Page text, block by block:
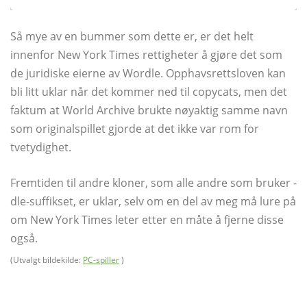
Så mye av en bummer som dette er, er det helt
innenfor New York Times rettigheter å gjøre det som
de juridiske eierne av Wordle. Opphavsrettsloven kan
bli litt uklar når det kommer ned til copycats, men det
faktum at World Archive brukte nøyaktig samme navn
som originalspillet gjorde at det ikke var rom for
tvetydighet.
Fremtiden til andre kloner, som alle andre som bruker -
dle-suffikset, er uklar, selv om en del av meg må lure på
om New York Times leter etter en måte å fjerne disse
også.
(Utvalgt bildekilde: PC-spiller)